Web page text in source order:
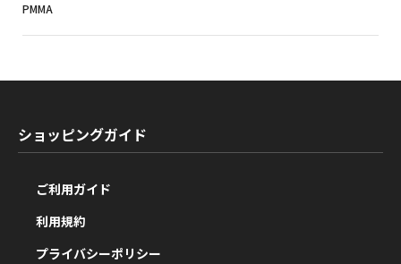
PMMA
ショッピングガイド
ご利用ガイド
利用規約
プライバシーポリシー